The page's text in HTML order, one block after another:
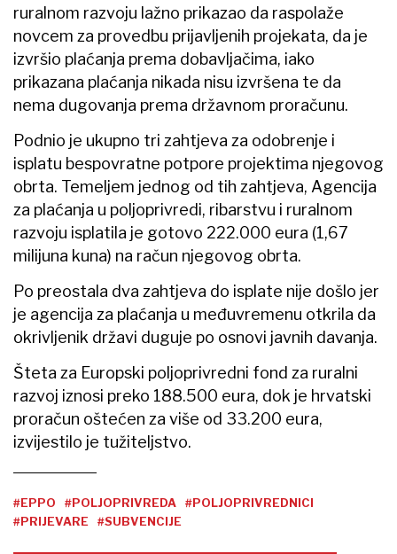
ruralnom razvoju lažno prikazao da raspolaže
novcem za provedbu prijavljenih projekata, da je
izvršio plaćanja prema dobavljačima, iako
prikazana plaćanja nikada nisu izvršena te da
nema dugovanja prema državnom proračunu.
Podnio je ukupno tri zahtjeva za odobrenje i
isplatu bespovratne potpore projektima njegovog
obrta. Temeljem jednog od tih zahtjeva, Agencija
za plaćanja u poljoprivredi, ribarstvu i ruralnom
razvoju isplatila je gotovo 222.000 eura (1,67
milijuna kuna) na račun njegovog obrta.
Po preostala dva zahtjeva do isplate nije došlo jer
je agencija za plaćanja u međuvremenu otkrila da
okrivljenik državi duguje po osnovi javnih davanja.
Šteta za Europski poljoprivredni fond za ruralni
razvoj iznosi preko 188.500 eura, dok je hrvatski
proračun oštećen za više od 33.200 eura,
izvijestilo je tužiteljstvo.
#EPPO #POLJOPRIVREDA
#POLJOPRIVREDNICI
#PRIJEVARE
#SUBVENCIJE